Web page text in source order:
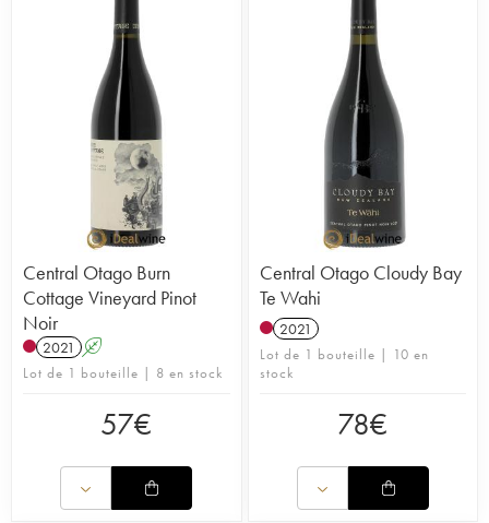
Central Otago Burn
Cottage Vineyard Pinot
Noir
2021 A
Lot de 1 bouteille | 8 en stock
57€
Central Otago Cloudy Bay
Te Wahi
2021
Lot de 1 bouteille | 10 en
stock
78€